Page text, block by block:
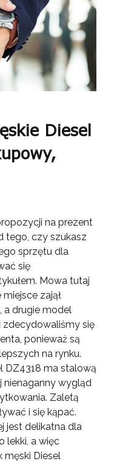
Diesel
na prezent
tego, czy szukasz
sprzętu dla
się
Mowa tutaj
zajął
, a drugie model
zdecydowaliśmy się
ponieważ są
na rynku.
DZ4318 ma stalową
nienaganny wygląd
Zaletą
i się kąpać.
jest delikatna dla
lekki, a więc
męski Diesel